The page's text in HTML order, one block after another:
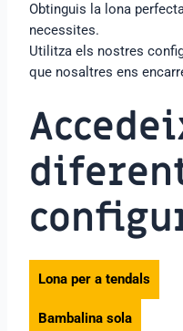
Obtinguis la lona
necessites.
Utilitza els nostres
que nosaltres ens
Lona per a tendals
Bambalina sola